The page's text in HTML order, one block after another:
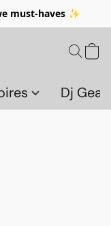
must-haves ✨
Dj Gear